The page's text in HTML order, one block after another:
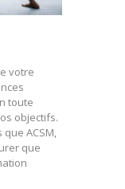
votre
toute
objectifs.
ACSM,
que